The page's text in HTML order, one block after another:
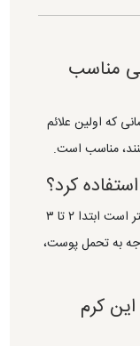
مناسب
که اولین علائم
مناسب است.
کرد؟
اگر تازه استفاده از رتینول را شروع کرده‌اید، بهتر است ابتدا ۲ تا ۳
به تحمل پوست،
کرم